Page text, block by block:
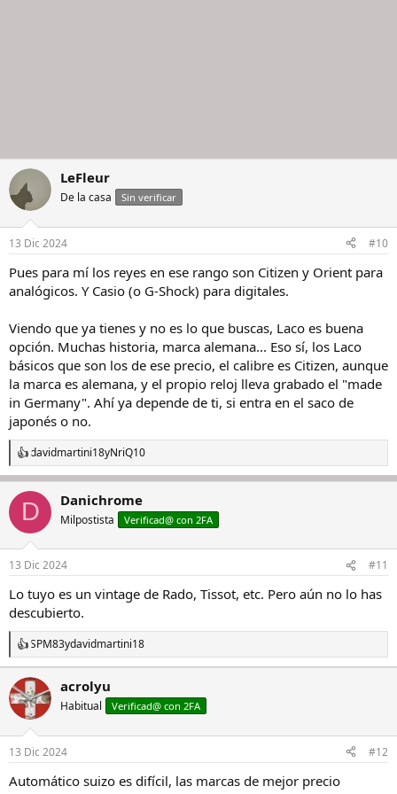
LeFleur
De la casa Sin verificar
13 Dic 2024 #10
Pues para mí los reyes en ese rango son Citizen y Orient para
analógicos. Y Casio (o G-Shock) para digitales.
Viendo que ya tienes y no es lo que buscas, Laco es buena
opción. Muchas historia, marca alemana... Eso sí, los Laco
básicos que son los de ese precio, el calibre es Citizen, aunque
la marca es alemana, y el propio reloj lleva grabado el "made
in Germany". Ahí ya depende de ti, si entra en el saco de
japonés o no.
R
e
a
c
i
e
:
davidmartini18yNriQ10
D Danichrome
Milpostista Verificad@ con 2FA
13 Dic 2024 #11
Lo tuyo es un vintage de Rado, Tissot, etc. Pero aún no lo has
descubierto.
R
e
a
c
c
o
n
e
s
SPM83ydavidmartini18
acrolyu
Habitual Verificad@ con 2FA
13 Dic 2024 #12
Automático suizo es difícil, las marcas de mejor precio